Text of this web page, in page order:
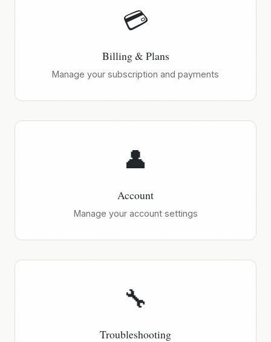
💳
Billing & Plans
Manage your subscription and payments
👤
Account
Manage your account settings
🔧
Troubleshooting